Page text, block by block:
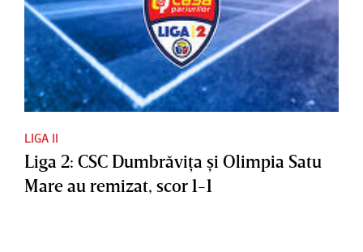
LIGA II
Liga 2: CSC Dumbrăviţa şi Olimpia Satu
Mare au remizat, scor 1-1